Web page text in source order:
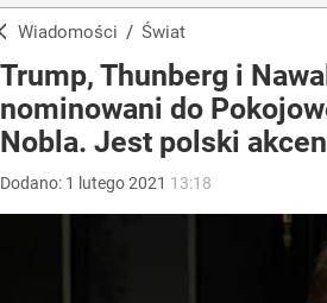
Wiadomości / Świat
Trump, Thunberg i
nominowani do
Nobla. Jest polski
Dodano: 1 lutego2021 13:18